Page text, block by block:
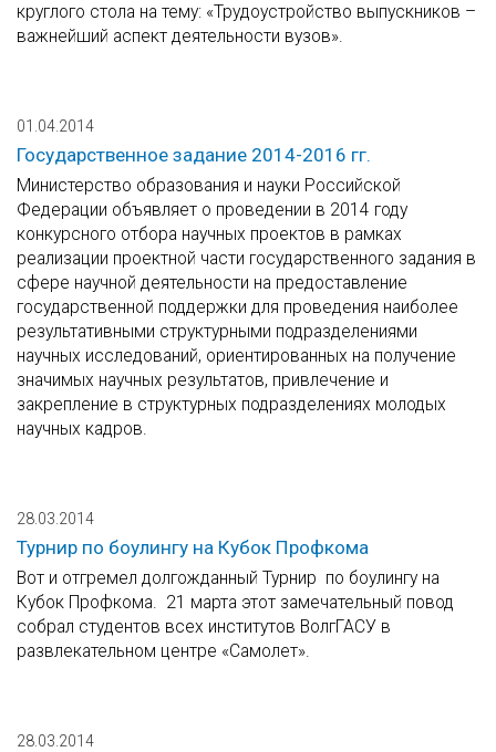
круглого стола на тему: «Трудоустройство выпускников –
важнейший аспект деятельности вузов».
01.04.2014
Государственное задание 2014-2016 гг.
Министерство образования и науки Российской
Федерации объявляет о проведении в 2014 году
конкурсного отбора научных проектов в рамках
реализации проектной части государственного задания в
сфере научной деятельности на предоставление
государственной поддержки для проведения наиболее
результативными структурными подразделениями
научных исследований, ориентированных на получение
значимых научных результатов, привлечение и
закрепление в структурных подразделениях молодых
научных кадров.
28.03.2014
Турнир по боулингу на Кубок Профкома
Вот и отгремел долгожданный Турнир по боулингу на
Кубок Профкома. 21 марта этот замечательный повод
собрал студентов всех институтов ВолгГАСУ в
развлекательном центре «Самолет».
28.03.2014